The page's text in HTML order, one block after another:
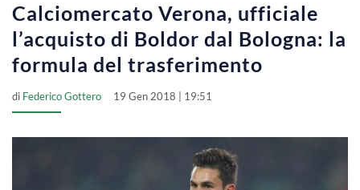
Calciomercato Verona, ufficiale
l’acquisto di Boldor dal Bologna: la
formula del trasferimento
di Federico Gottero 19 Gen 2018 | 19:51